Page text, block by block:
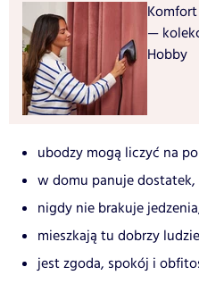
—
Hobby
ubodzy mogą liczyć na
w domu panuje dostatek,
nigdy nie brakuje
mieszkają tu dobrzy
jest zgoda, spokój i